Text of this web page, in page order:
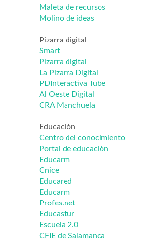
Maleta de recursos
Molino de ideas
Pizarra digital
Smart
Pizarra digital
La Pizarra Digital
PDInteractiva Tube
Al Oeste Digital
CRA Manchuela
Educación
Centro del conocimiento
Portal de educación
Educarm
Cnice
Educared
Educarm
Profes.net
Educastur
Escuela 2.0
CFIE de Salamanca